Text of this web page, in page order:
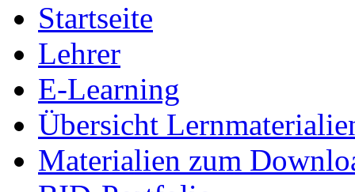
Startseite
Lehrer
E-Learning
Übersicht
Materialien zum